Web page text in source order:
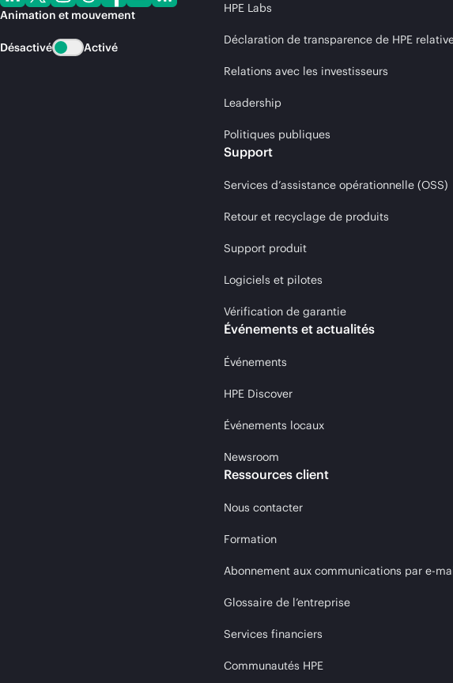
Animation et mouvement
Désactivé Activé
HPE Labs
Déclaration de transparence de HPE
Relations avec les investisseurs
Leadership
Politiques publiques
Support
Services d’assistance opérationnelle (OSS)
Retour et recyclage de produits
Support produit
Logiciels et pilotes
Vérification de garantie
Événements et actualités
Événements
HPE Discover
Événements locaux
Newsroom
Ressources client
Nous contacter
Formation
Abonnement aux communications par e-
Glossaire de l’entreprise
Services financiers
Communautés HPE